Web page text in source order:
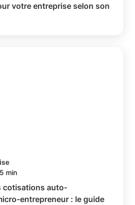
votre entreprise selon son
5 min
cotisations auto-
entrepreneur : le guide